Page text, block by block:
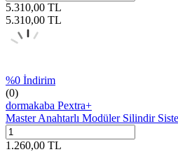
5.310,00 TL
5.310,00 TL
%0 İndirim
(0)
dormakaba Pextra+
Master Anahtarlı Modüler Silindir
1.260,00 TL